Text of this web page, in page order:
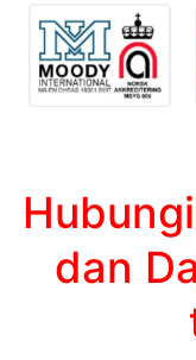
dan